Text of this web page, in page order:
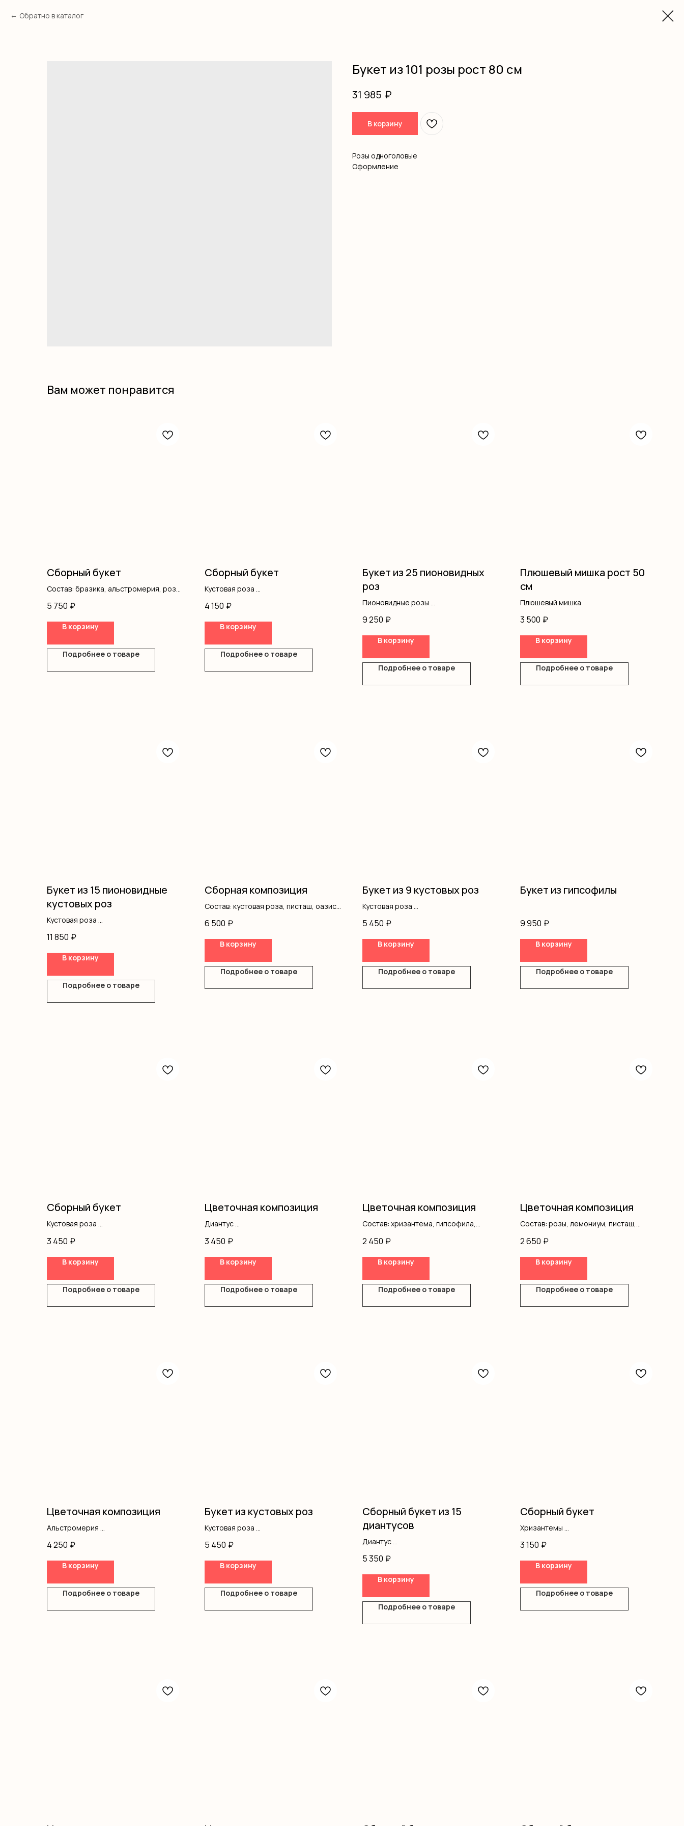
Обратно в каталог
Букет из 101 розы рост 80 см
31 985 ₽
В корзину
Розы одноголовые
Оформление
Вам может понравится
Сборный букет
Состав: бразика, альстромерия, розы,
5 750 ₽
В корзину
Подробнее о товаре
Сборный букет
Кустовая роза
Гипсофила
Оформление
4 150 ₽
В корзину
Подробнее о товаре
Букет из 25 пионовидных
роз
Пионовидные розы
9 250 ₽
В корзину
Подробнее о товаре
Плюшевый мишка рост 50
см
Плюшевый мишка
3 500 ₽
В корзину
Подробнее о товаре
Букет из 15 пионовидные
кустовых роз
Кустовая роза
11 850 ₽
В корзину
Подробнее о товаре
Сборная композиция
Состав: кустовая роза, писташ, оазис,
6 500 ₽
В корзину
Подробнее о товаре
Букет из 9 кустовых роз
Кустовая роза
5 450 ₽
В корзину
Подробнее о товаре
Букет из гипсофилы
9 950 ₽
В корзину
Подробнее о товаре
Сборный букет
Кустовая роза
Писташ
Оформление
3 450 ₽
В корзину
Подробнее о товаре
Цветочная композиция
Диантус
Писташ
Оазис
Коробка
3 450 ₽
В корзину
Подробнее о товаре
Цветочная композиция
Состав: хризантема, гипсофила,
2 450 ₽
В корзину
Подробнее о товаре
Цветочная композиция
Состав: розы, лемониум, писташ,
2 650 ₽
В корзину
Подробнее о товаре
Цветочная композиция
Альстромерия
Диантус
Писташ
Оазис
Коробка
4 250 ₽
В корзину
Подробнее о товаре
Букет из кустовых роз
Кустовая роза
5 450 ₽
В корзину
Подробнее о товаре
Сборный букет из 15
диантусов
Диантус
Оформление
5 350 ₽
В корзину
Подробнее о товаре
Сборный букет
Хризантемы
Диантус
Оформление
3 150 ₽
В корзину
Подробнее о товаре